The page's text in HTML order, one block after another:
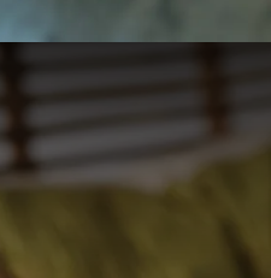
une personne, un
sauf indication
des parents.